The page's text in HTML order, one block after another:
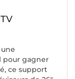
pour gagner
ce support